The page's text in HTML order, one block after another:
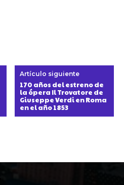
Artículo siguiente
170 años del estreno de
la ópera Il Trovatore de
Giuseppe Verdi en Roma
en el año 1853